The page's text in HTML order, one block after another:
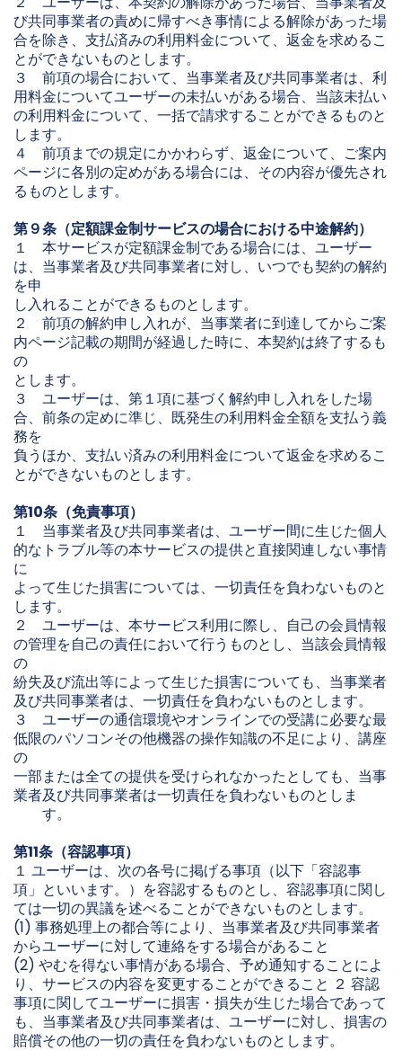
び共同事業者の責めに帰すべき事情による解除があった場
合を除き、支払済みの利用料金について、返金を求めるこ
とができないものとします。
３ 前項の場合において、当事業者及び共同事業者は、利
用料金についてユーザーの未払いがある場合、当該未払い
の利用料金について、一括で請求することができるものと
します。
４ 前項までの規定にかかわらず、返金について、ご案内
ページに各別の定めがある場合には、その内容が優先され
るものとします。
第９条（定額課金制サービスの場合における中途解約）
１ 本サービスが定額課金制である場合には、ユーザー
は、当事業者及び共同事業者に対し、いつでも契約の解約
を申
し入れることができるものとします。
２ 前項の解約申し入れが、当事業者に到達してからご案
内ページ記載の期間が経過した時に、本契約は終了するも
の
とします。
３ ユーザーは、第１項に基づく解約申し入れをした場
合、前条の定めに準じ、既発生の利用料金全額を支払う義
務を
負うほか、支払い済みの利用料金について返金を求めるこ
とができないものとします。
第10条（免責事項）
１ 当事業者及び共同事業者は、ユーザー間に生じた個人
的なトラブル等の本サービスの提供と直接関連しない事情
に
よって生じた損害については、一切責任を負わないものと
します。
２ ユーザーは、本サービス利用に際し、自己の会員情報
の管理を自己の責任において行うものとし、当該会員情報
の
紛失及び流出等によって生じた損害についても、当事業者
及び共同事業者は、一切責任を負わないものとします。
３ ユーザーの通信環境やオンラインでの受講に必要な最
低限のパソコンその他機器の操作知識の不足により、講座
の
一部または全ての提供を受けられなかったとしても、当事
業者及び共同事業者は一切責任を負わないものとしま
す。
第11条（容認事項）
１ ユーザーは、次の各号に掲げる事項（以下「容認事
項」といいます。）を容認するものとし、容認事項に関し
ては一切の異議を述べることができないものとします。
(1) 事務処理上の都合等により、当事業者及び共同事業者
からユーザーに対して連絡をする場合があること
(2) やむを得ない事情がある場合、予め通知することによ
り、サービスの内容を変更することができること ２ 容認
事項に関してユーザーに損害・損失が生じた場合であって
も、当事業者及び共同事業者は、ユーザーに対し、損害の
賠償その他の一切の責任を負わないものとします。